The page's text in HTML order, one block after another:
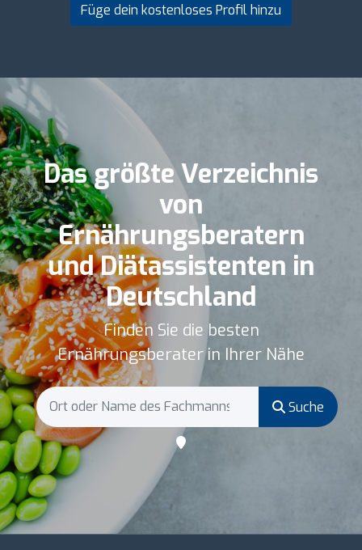
Füge dein kostenloses Profil hinzu
Das größte Verzeichnis
von
Ernährungsberatern
und Diätassistenten in
Deutschland
Finden Sie die besten
Ernährungsberater in Ihrer Nähe
Suche